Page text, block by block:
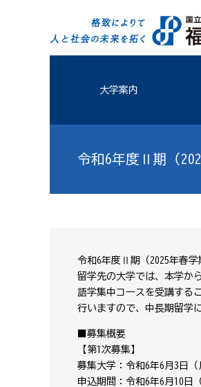
大学案内
令和6年度Ⅱ期（
令和6年度Ⅱ期（2025年春学
留学先の大学では、本学か
語学集中コースを受講する
行いますので、中長期留学
■募集概要
【第1次募集】
募集大学：令和6年6月3日（
申込期間：令和6年6月10日